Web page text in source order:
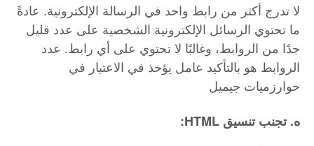
لا تدرج أكثر من رابط واحد في الرسالة الإلكترونية. عادةً
ما تحتوي الرسائل الإلكترونية الشخصية على عدد قليل
جدًا من الروابط، وغالبًا لا تحتوي على أي رابط. عدد
الروابط هو بالتأكيد عامل يؤخذ في الاعتبار في
خوارزميات جيميل
:HTML ه. تجنب تنسيق